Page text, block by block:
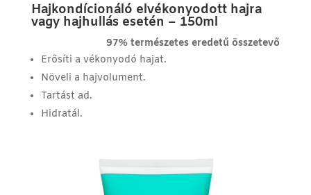
Hajkondícionáló elvékonyodott hajra
vagy hajhullás esetén – 150ml
97% természetes eredetű összetevő
Erősíti a vékonyodó hajat.
Növeli a hajvolument.
Tartást ad.
Hidratál.